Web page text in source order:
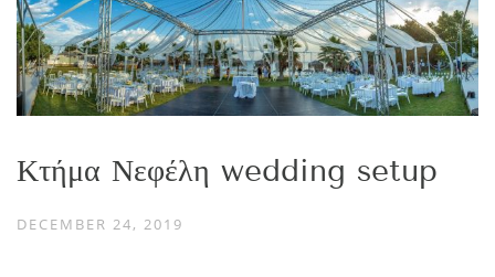
Κτήμα Νεφέλη wedding setup
DECEMBER 24, 2019